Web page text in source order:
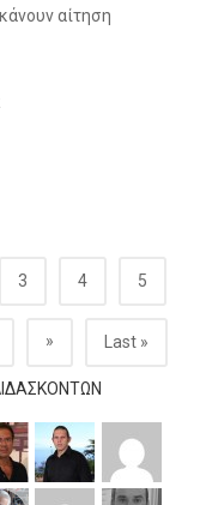
αίτηση
3 4 5
» Last »